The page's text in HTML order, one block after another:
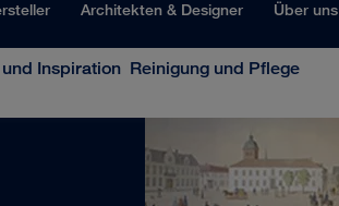
Architekten & Designer Über uns
Inspiration Reinigung und Pflege